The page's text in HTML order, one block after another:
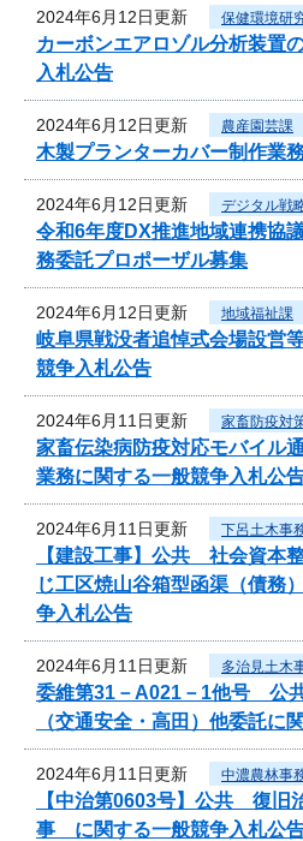
2024年6月12日更新 保健環境研
カーボンエアロゾル分析装置
入札公告
2024年6月12日更新 農産園芸課
木製プランターカバー制作業
2024年6月12日更新 デジタル戦
令和6年度DX推進地域連携協
務委託プロポーザル募集
2024年6月12日更新 地域福祉課
岐阜県戦没者追悼式会場設営
競争入札公告
2024年6月11日更新 家畜防疫対
家畜伝染病防疫対応モバイル
業務に関する一般競争入札公
2024年6月11日更新 下呂土木事
【建設工事】公共 社会資本
じ工区焼山谷箱型函渠（債
争入札公告
2024年6月11日更新 多治見土木
委維第31－A021－1他号 公
（交通安全・高田）他委託に
2024年6月11日更新 中濃農林事
【中治第0603号】公共 復
事 に関する一般競争入札公